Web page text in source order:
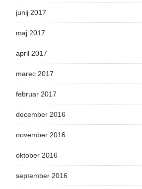
junij 2017
maj 2017
april 2017
marec 2017
februar 2017
december 2016
november 2016
oktober 2016
september 2016